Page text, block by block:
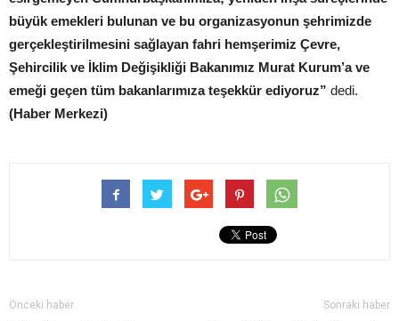
büyük emekleri bulunan ve bu organizasyonun şehrimizde
gerçekleştirilmesini sağlayan fahri hemşerimiz Çevre,
Şehircilik ve İklim Değişikliği Bakanımız Murat Kurum’a ve
emeği geçen tüm bakanlarımıza teşekkür ediyoruz” dedi.
(Haber Merkezi)
Önceki haber Sonraki haber